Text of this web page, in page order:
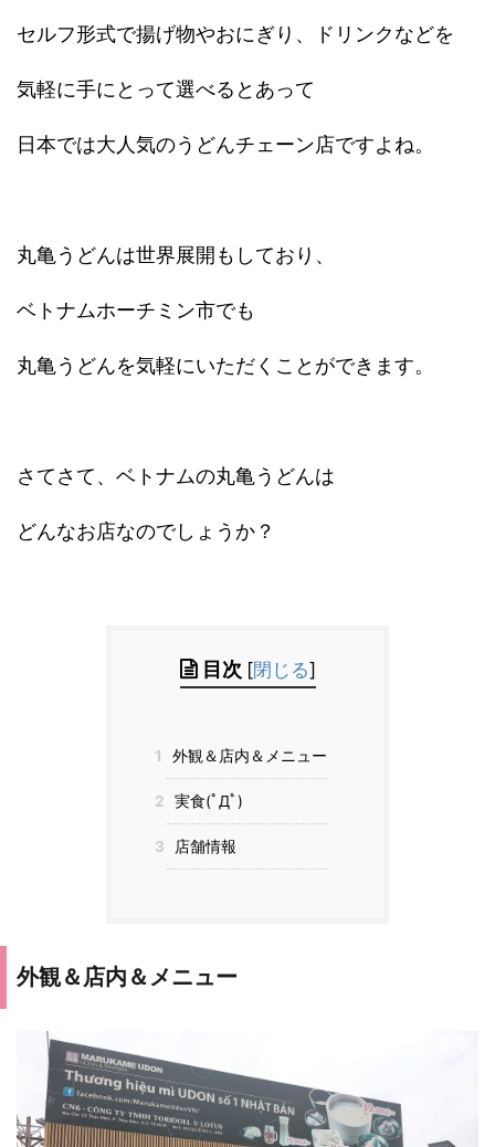
セルフ形式で揚げ物やおにぎり、ドリンクなどを
気軽に手にとって選べるとあって
日本では大人気のうどんチェーン店ですよね。
丸亀うどんは世界展開もしており、
ベトナムホーチミン市でも
丸亀うどんを気軽にいただくことができます。
さてさて、ベトナムの丸亀うどんは
どんなお店なのでしょうか？
目次 [閉じる]
1 外観＆店内＆メニュー
2 実食(ﾟДﾟ)
3 店舗情報
外観＆店内＆メニュー